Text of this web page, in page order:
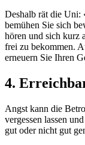
Deshalb rät die Uni:
bemühen Sie sich
hören und sich kurz
frei zu bekommen.
erneuern Sie Ihren
4.
Angst kann die
vergessen lassen
gut oder nicht gut